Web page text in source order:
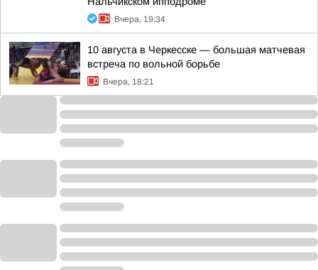
Вчера, 19:34
10 августа в Черкесске — большая матчевая
встреча по вольной борьбе
Вчера, 18:21